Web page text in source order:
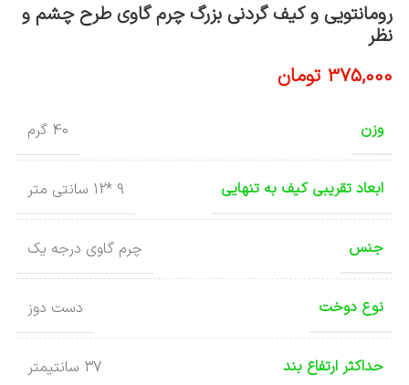
رومانتویی و کیف گردنی بزرگ چرم گاوی طرح چشم و
نظر
375,000 تومان
وزن 40 گرم
ابعاد تقریبی کیف به تنهایی 9 *12 سانتی متر
جنس چرم گاوی درجه یک
نوع دوخت دست دوز
حداکثر ارتفاع بند 37 سانتیمتر